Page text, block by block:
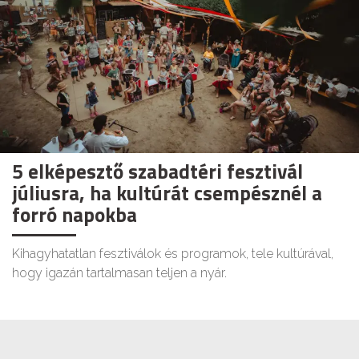
5 elképesztő szabadtéri fesztivál
júliusra, ha kultúrát csempésznél a
forró napokba
Kihagyhatatlan fesztiválok és programok, tele kultúrával,
hogy igazán tartalmasan teljen a nyár.